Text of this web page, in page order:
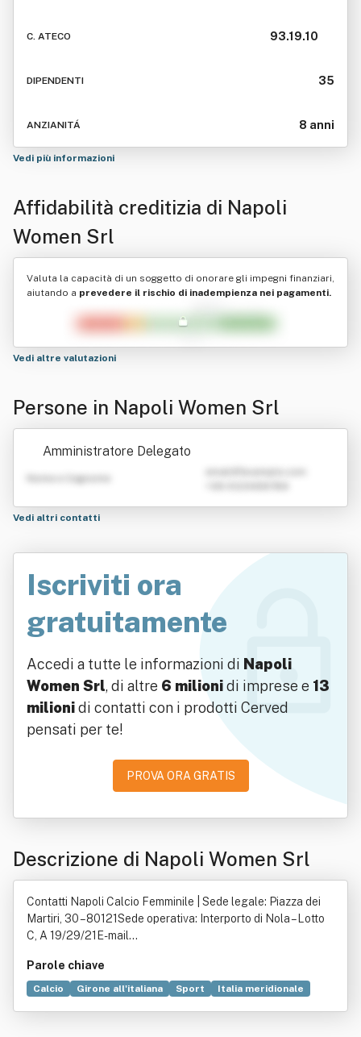
C. ATECO 93.19.10
DIPENDENTI 35
ANZIANITÁ 8 anni
Vedi più informazioni
Affidabilità creditizia di Napoli
Women Srl
Valuta la capacità di un soggetto di onorare gli impegni finanziari,
aiutando a prevedere il rischio di inadempienza nei pagamenti.
Vedi altre valutazioni
Persone in Napoli Women Srl
Amministratore Delegato
Nome e Cognome
Vedi altri contatti
Iscriviti ora
gratuitamente
Accedi a tutte le informazioni di Napoli
Women Srl, di altre 6 milionidi imprese e 13
milionidi contatti con i prodotti Cerved
pensati per te!
PROVA ORA GRATIS
Descrizione di Napoli Women Srl
Contatti Napoli Calcio Femminile | Sede legale: Piazza dei
Martiri, 30 – 80121Sede operativa: Interporto di Nola – Lotto
C, A 19/29/21E-mail...
Parole chiave
Calcio Girone all'italiana Sport
Italia meridionale